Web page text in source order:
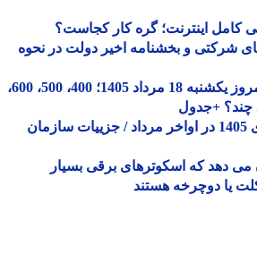
اینترنت؛ گره کار کجاست؟
شرکتی و بخشنامه اخیر دولت در نحوه
قیمت سکه پارسیان امروز یکشنبه 18 مرداد 1405؛ 400، 500، 600،
اعلام نتایج نهایی دکتری 1405 در اواخر مرداد / جزییات سازمان
دهد که اسکوترهای برقی بسیار
دوچرخه هستند